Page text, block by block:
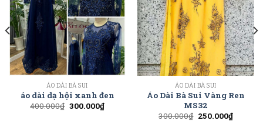
ÁO DÀI BÀ SUI
áo dài dạ hội xanh đen
400.000₫ 300.000₫
ÁO DÀI BÀ SUI
Áo Dài Bà Sui Vàng Ren
MS32
300.000₫ 250.000₫